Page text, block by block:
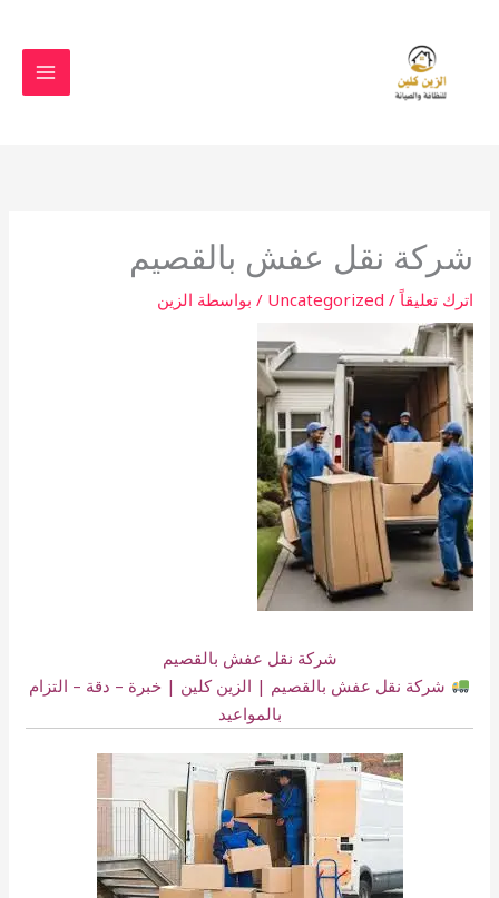
شركة نقل عفش بالقصيم
اترك تعليقاً /
Uncategorized / بواسطة الزين
شركة نقل عفش بالقصيم
شركة نقل عفش بالقصيم | الزين كلين | خبرة – دقة – التزام
بالمواعيد